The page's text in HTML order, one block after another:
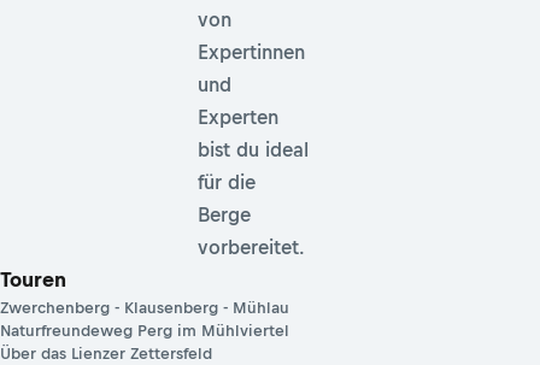
von
Expertinnen
und
Experten
bist du ideal
für die
Berge
vorbereitet.
Touren
Zwerchenberg - Klausenberg - Mühlau
Naturfreundeweg Perg im Mühlviertel
Über das Lienzer Zettersfeld